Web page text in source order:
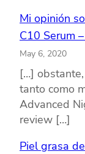
Mi opinión
C10 Serum
May 6, 2020
[…]
tanto como
Advanced
review […]
Piel grasa